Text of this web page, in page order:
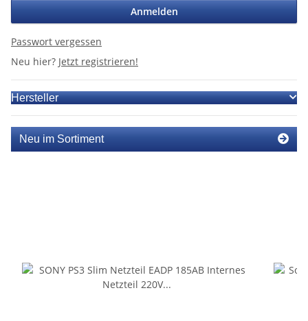
Anmelden
Passwort vergessen
Neu hier? Jetzt registrieren!
Hersteller
Neu im Sortiment